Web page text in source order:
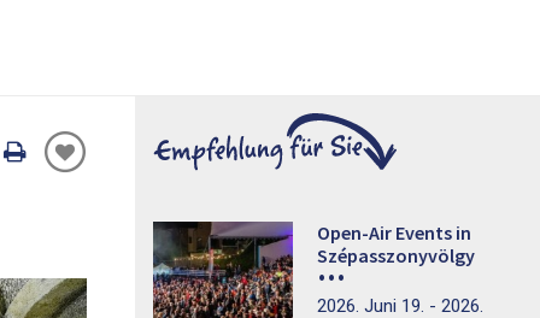
Oldal
Open-Air Events in
Szépasszonyvölgy
2026. Juni 19. - 2026.